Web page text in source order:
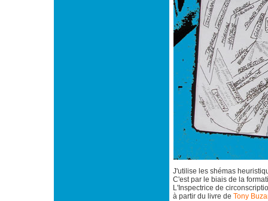
J'utilise les shémas
C'est par le biais de la
L'Inspectrice de
à partir du livre de Tony